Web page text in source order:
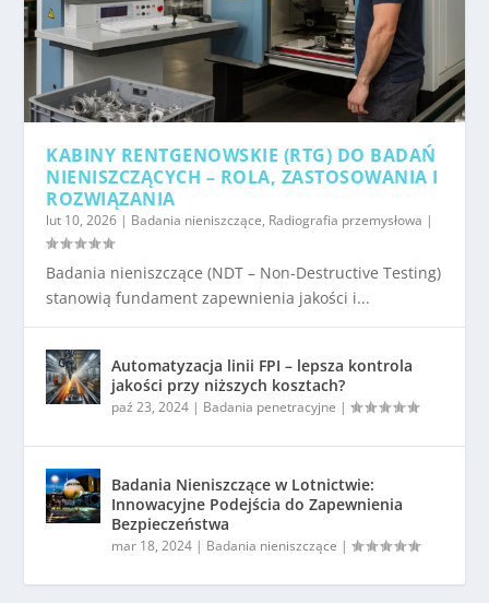
KABINY RENTGENOWSKIE (RTG) DO BADAŃ
NIENISZCZĄCYCH – ROLA, ZASTOSOWANIA I
ROZWIĄZANIA
lut 10, 2026 | Badania nieniszczące, Radiografia przemysłowa |
Badania nieniszczące (NDT – Non-Destructive Testing)
stanowią fundament zapewnienia jakości i...
Automatyzacja linii FPI – lepsza kontrola
jakości przy niższych kosztach?
paź 23, 2024 | Badania penetracyjne |
Badania Nieniszczące w Lotnictwie:
Innowacyjne Podejścia do Zapewnienia
Bezpieczeństwa
mar 18, 2024 | Badania nieniszczące |